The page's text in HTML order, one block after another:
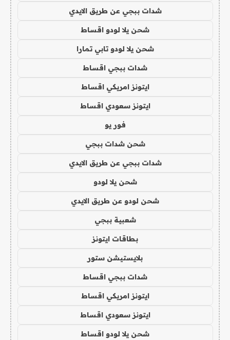
شدات ببجي عن طريق الايدي
شحن يلا لودو اقساط
شحن يلا لودو تابي تمارا
شدات ببجي اقساط
ايتونز امريكي اقساط
ايتونز سعودي اقساط
فور يو
شحن شدات ببجي
شدات ببجي عن طريق الايدي
شحن يلا لودو
شحن لودو عن طريق الايدي
شعبية ببجي
بطاقات ايتونز
بلايستيشن ستور
شدات ببجي اقساط
ايتونز امريكي اقساط
ايتونز سعودي اقساط
شحن يلا لودو اقساط